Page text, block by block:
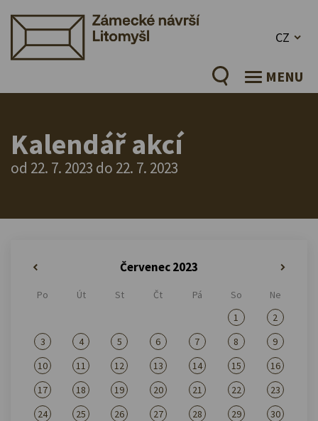
CZ
MENU
Kalendář akcí
od 22. 7. 2023 do 22. 7. 2023
Červenec 2023
Po Út St Čt Pá So
Ne
1
2
3
4 5 6 7 8
9
10
11 12 13 14 15
16
17
18 19 20 21 22
23
24
25 26 27 28 29
30